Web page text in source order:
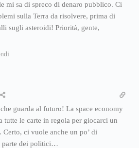
mi sa di spreco di denaro pubblico. Ci
sulla Terra da risolvere, prima di
sugli asteroidi! Priorità, gente,
guarda al futuro! La space economy
tutte le carte in regola per giocarci un
ci vuole anche un po’ di
parte dei politici…